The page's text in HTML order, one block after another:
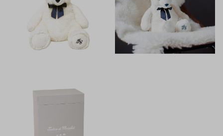
Bestel
kinderkleding
van
kwaliteit